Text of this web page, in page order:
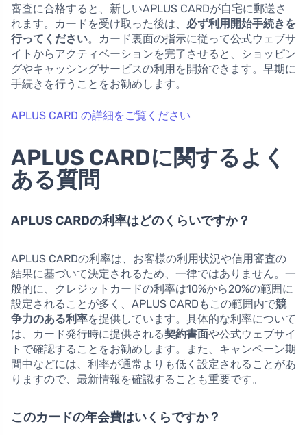
審査に合格すると、新しいAPLUS CARDが自宅に郵送さ
れます。カードを受け取った後は、 必ず利用開始手続きを
行ってください。カード裏面の指示に従って公式ウェブサ
イトからアクティベーションを完了させると、ショッピン
グやキャッシングサービスの利用を開始できます。早期に
手続きを行うことをお勧めします。
APLUS CARD の詳細をご覧ください
APLUS CARDに関するよく
ある質問
APLUS CARDの利率はどのくらいですか？
APLUS CARDの利率は、お客様の利用状況や信用審査の
結果に基づいて決定されるため、一律ではありません。一
般的に、クレジットカードの利率は10%から20%の範囲に
設定されることが多く、APLUS CARDもこの範囲内で競
争力のある利率を提供しています。具体的な利率について
は、カード発行時に提供される契約書面や公式ウェブサイ
トで確認することをお勧めします。また、キャンペーン期
間中などには、利率が通常よりも低く設定されることがあ
りますので、最新情報を確認することも重要です。
このカードの年会費はいくらですか？